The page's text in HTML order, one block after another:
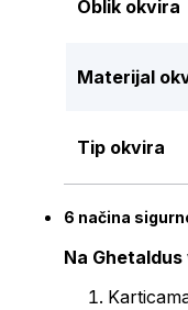
Oblik okvira
Materijal
Tip okvira
6 načina
Na